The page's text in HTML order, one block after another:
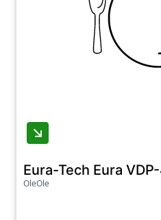
Eura-Tech Eura
OleOle